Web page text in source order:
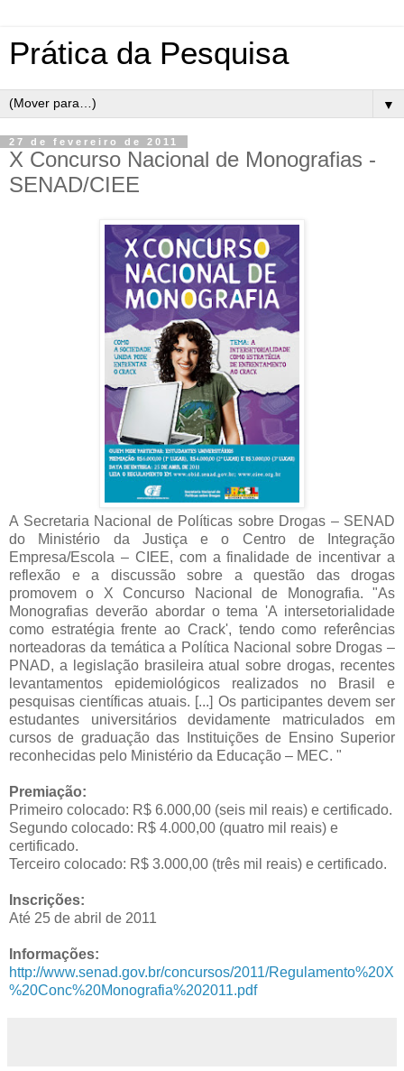
Prática da Pesquisa
▼
27 de fevereiro de 2011
X Concurso Nacional de Monografias -
SENAD/CIEE
A Secretaria Nacional de Políticas sobre Drogas – SENAD
do Ministério da Justiça e o Centro de Integração
Empresa/Escola – CIEE, com a finalidade de incentivar a
reflexão e a discussão sobre a questão das drogas
promovem o X Concurso Nacional de Monografia. "As
Monografias deverão abordar o tema 'A intersetorialidade
como estratégia frente ao Crack', tendo como referências
norteadoras da temática a Política Nacional sobre Drogas –
PNAD, a legislação brasileira atual sobre drogas, recentes
levantamentos epidemiológicos realizados no Brasil e
pesquisas científicas atuais. [...] Os participantes devem ser
estudantes universitários devidamente matriculados em
cursos de graduação das Instituições de Ensino Superior
reconhecidas pelo Ministério da Educação – MEC. "
Premiação:
Primeiro colocado: R$ 6.000,00 (seis mil reais) e certificado.
Segundo colocado: R$ 4.000,00 (quatro mil reais) e
certificado.
Terceiro colocado: R$ 3.000,00 (três mil reais) e certificado.
Inscrições:
Até 25 de abril de 2011
Informações:
http://www.senad.gov.br/concursos/2011/Regulamento%20X
%20Conc%20Monografia%202011.pdf